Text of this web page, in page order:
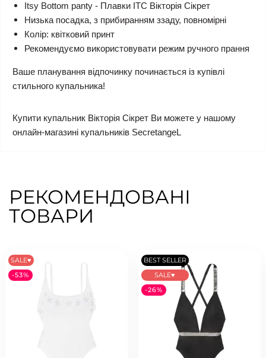
Itsy Bottom panty - Плавки ІТС Вікторія Сікрет
Низька посадка, з прибиранням ззаду, повномірні
Колір: квітковий принт
Рекомендуємо використовувати режим ручного прання
Ваше планування відпочинку починається із купівлі
стильного купальника!
Купити купальник Вікторія Сікрет Ви можете у нашому
онлайн-магазині купальників SecretangeL
РЕКОМЕНДОВАНІ
ТОВАРИ
SALE♥
-53%
BEST SELLER
SALE♥
-26%